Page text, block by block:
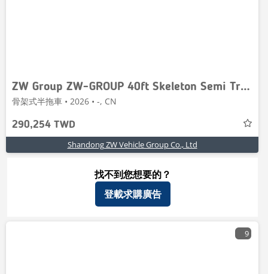
ZW Group ZW-GROUP 40ft Skeleton Semi Trailer
骨架式半拖車 • 2026 • -, CN
290,254 TWD
Shandong ZW Vehicle Group Co., Ltd
找不到您想要的？
登載求購廣告
9